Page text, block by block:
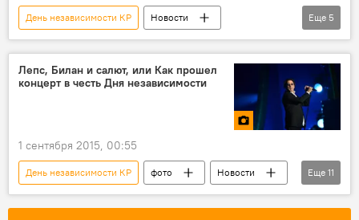
День независимости КР
Новости
Кыргызстан
Общество
Бишкек
ГУВД Бишкека
пропавшие дети
Еще 5
Лепс, Билан и салют, или Как прошел
концерт в честь Дня независимости
1 сентября 2015, 00:55
День независимости КР фото
Новости
Общество
Культура
Еще 11